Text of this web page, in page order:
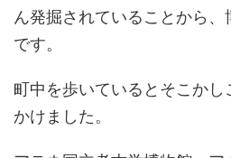
ん発掘されていることから
です。
町中を歩いているとそこか
かけました。